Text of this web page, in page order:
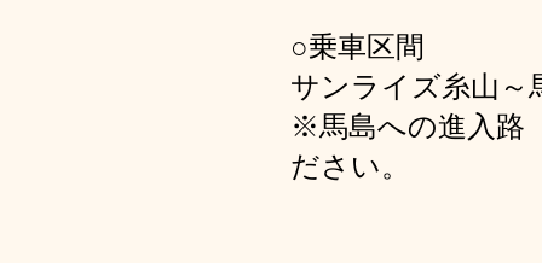
○乗車区間
サンライズ糸山～
※馬島への進入路
ださい。